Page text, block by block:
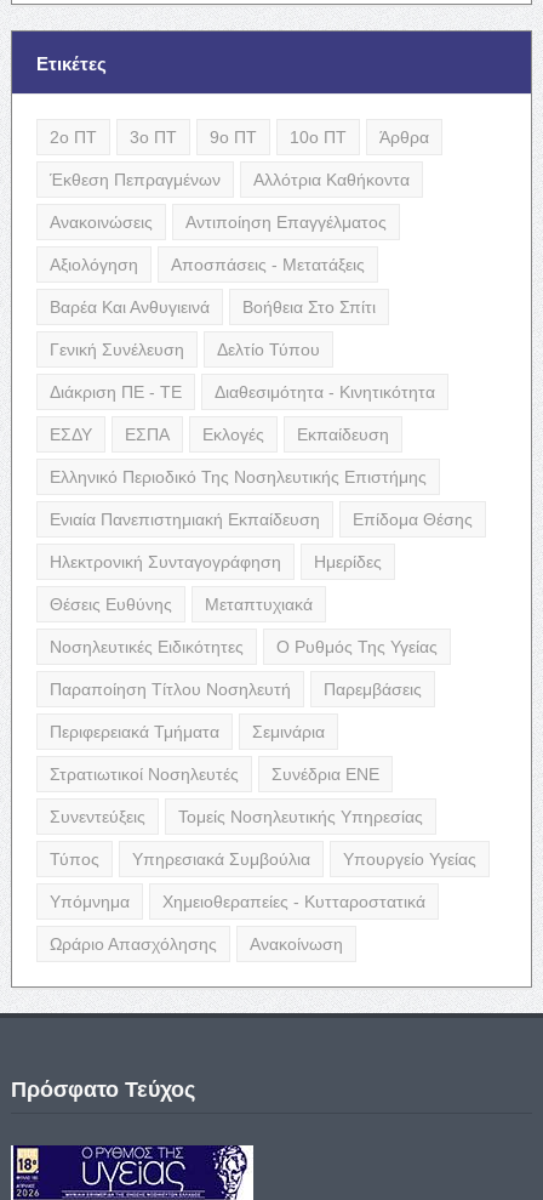
Ετικέτες
2ο ΠΤ 3ο ΠΤ 9ο ΠΤ 10ο ΠΤ Άρθρα
Έκθεση Πεπραγμένων Αλλότρια Καθήκοντα
Ανακοινώσεις Αντιποίηση Επαγγέλματος
Αξιολόγηση Αποσπάσεις - Μετατάξεις
Βαρέα Και Ανθυγιεινά Βοήθεια Στο Σπίτι
Γενική Συνέλευση Δελτίο Τύπου
Διάκριση ΠΕ - ΤΕ Διαθεσιμότητα - Κινητικότητα
ΕΣΔΥ ΕΣΠΑ Εκλογές Εκπαίδευση
Ελληνικό Περιοδικό Της Νοσηλευτικής Επιστήμης
Ενιαία Πανεπιστημιακή Εκπαίδευση Επίδομα Θέσης
Ηλεκτρονική Συνταγογράφηση Ημερίδες
Θέσεις Ευθύνης Μεταπτυχιακά
Νοσηλευτικές Ειδικότητες Ο Ρυθμός Της Υγείας
Παραποίηση Τίτλου Νοσηλευτή Παρεμβάσεις
Περιφερειακά Τμήματα Σεμινάρια
Στρατιωτικοί Νοσηλευτές Συνέδρια ΕΝΕ
Συνεντεύξεις Τομείς Νοσηλευτικής Υπηρεσίας
Τύπος Υπηρεσιακά Συμβούλια Υπουργείο Υγείας
Υπόμνημα Χημειοθεραπείες - Κυτταροστατικά
Ωράριο Απασχόλησης Ανακοίνωση
Πρόσφατο Τεύχος